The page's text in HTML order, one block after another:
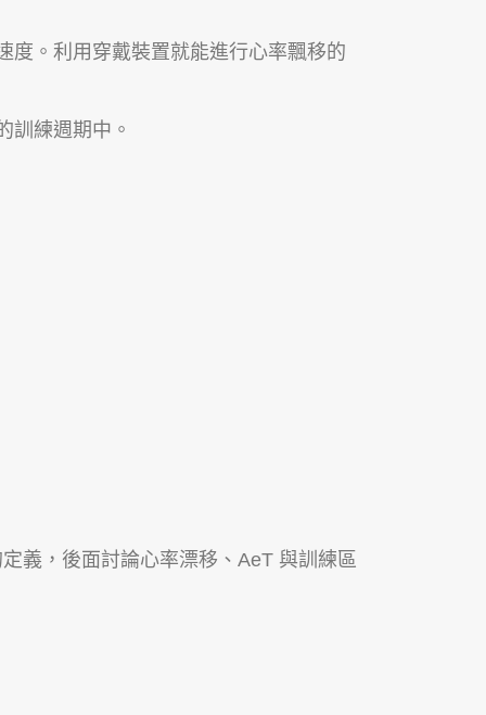
度。利用穿戴裝置就能進行心率飄移的
訓練週期中。
義，後面討論心率漂移、AeT 與訓練區